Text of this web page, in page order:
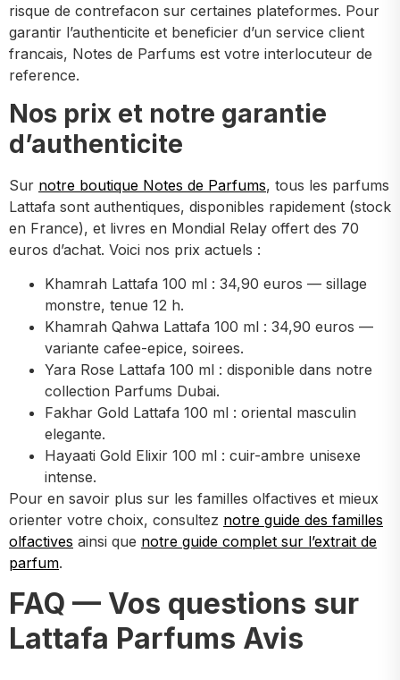
risque de contrefacon sur certaines plateformes. Pour
garantir l’authenticite et beneficier d’un service client
francais, Notes de Parfums est votre interlocuteur de
reference.
Nos prix et notre garantie
d’authenticite
Sur notre boutique Notes de Parfums, tous les parfums
Lattafa sont authentiques, disponibles rapidement (stock
en France), et livres en Mondial Relay offert des 70
euros d’achat. Voici nos prix actuels :
Khamrah Lattafa 100 ml : 34,90 euros — sillage
monstre, tenue 12 h.
Khamrah Qahwa Lattafa 100 ml : 34,90 euros —
variante cafee-epice, soirees.
Yara Rose Lattafa 100 ml : disponible dans notre
collection Parfums Dubai.
Fakhar Gold Lattafa 100 ml : oriental masculin
elegante.
Hayaati Gold Elixir 100 ml : cuir-ambre unisexe
intense.
Pour en savoir plus sur les familles olfactives et mieux
orienter votre choix, consultez notre guide des familles
olfactives ainsi que notre guide complet sur l’extrait de
parfum.
FAQ — Vos questions sur
Lattafa Parfums Avis